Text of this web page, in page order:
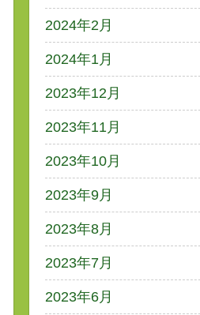
2024年2月
2024年1月
2023年12月
2023年11月
2023年10月
2023年9月
2023年8月
2023年7月
2023年6月